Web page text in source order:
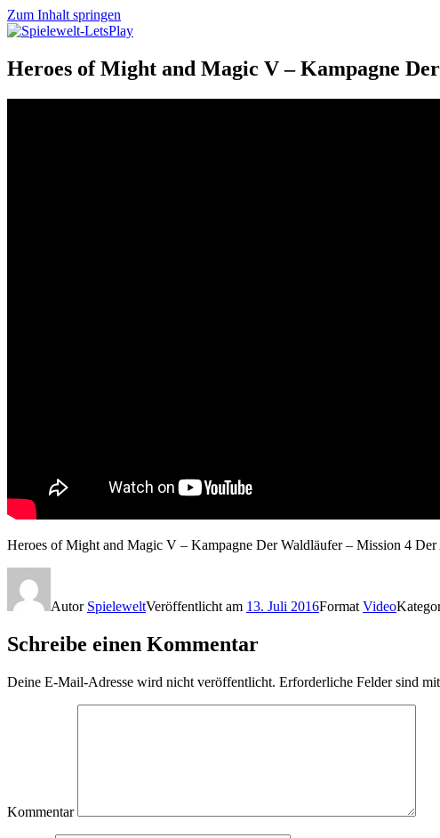
Zum Inhalt springen
Heroes of Might and Magic V – Kampagne
Heroes of Might and Magic V – Kampagne Der Waldläufer – Mission 4 Der
Autor SpieleweltVeröffentlicht am 13. Juli 2016Format Video
Schreibe einen Kommentar
Deine E-Mail-Adresse wird nicht veröffentlicht. Erforderliche Felder sind mit
Kommentar